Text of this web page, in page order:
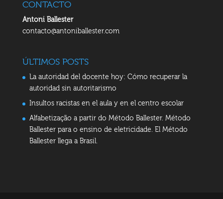
CONTACTO
Antoni Ballester
contacto@antoniballester.com
ÚLTIMOS POSTS
La autoridad del docente hoy: Cómo recuperar la
autoridad sin autoritarismo
Insultos racistas en el aula y en el centro escolar
Alfabetização a partir do Método Ballester. Método
Ballester para o ensino de eletricidade. El Método
Ballester llega a Brasil.